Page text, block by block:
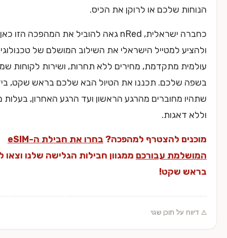
שלכם או לרוקן את הכיס.
כחברה ישראלית, nRed גאה להוביל את המהפכה הזו כאן אצלנו,
למטייל הישראלי את השילוב המושלם של טכנולוגיה
מתקדמת, מחירים ללא תחרות, ושירות לקוחות שמדבר
תכננו את הטיול הבא שלכם בראש שקט, בידיעה
מחוברים מהרגע הראשון ועד הרגע האחרון, בעלות מינימלית
להצטרף למהפכה?
בחרו את חבילת ה-eSIM
עבורכםממגוון חבילות הגלישה שלנו וצאו לדרך
שקט!
תוכן שגוי